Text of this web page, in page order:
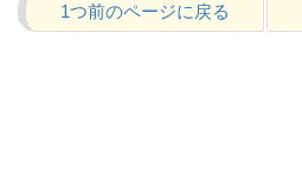
1つ前のページに戻る